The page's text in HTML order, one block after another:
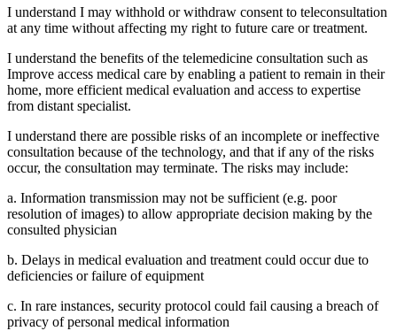
I understand I may withhold or withdraw consent to teleconsultation
at any time without affecting my right to future care or treatment.
I understand the benefits of the telemedicine consultation such as
Improve access medical care by enabling a patient to remain in their
home, more efficient medical evaluation and access to expertise
from distant specialist.
I understand there are possible risks of an incomplete or ineffective
consultation because of the technology, and that if any of the risks
occur, the consultation may terminate. The risks may include:
a. Information transmission may not be sufficient (e.g. poor
resolution of images) to allow appropriate decision making by the
consulted physician
b. Delays in medical evaluation and treatment could occur due to
deficiencies or failure of equipment
c. In rare instances, security protocol could fail causing a breach of
privacy of personal medical information